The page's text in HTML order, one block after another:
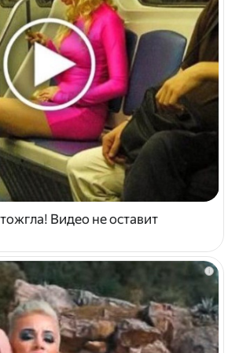
Видео не оставит
i